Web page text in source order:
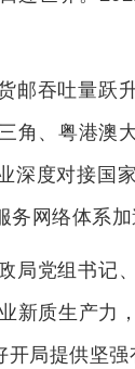
邮吞吐量跃
角、粤港澳
度对接国
网络体系加
局党组书记
新质生产力
局提供坚强